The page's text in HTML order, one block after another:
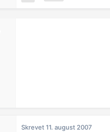
Skrevet11. august 2007